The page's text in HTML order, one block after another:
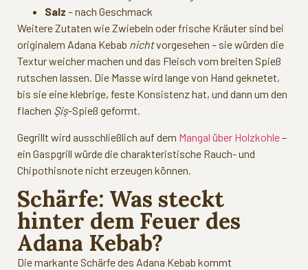
Salz – nach Geschmack
Weitere Zutaten wie Zwiebeln oder frische Kräuter sind bei
originalem Adana Kebab nichtvorgesehen – sie würden die
Textur weicher machen und das Fleisch vom breiten Spieß
rutschen lassen. Die Masse wird lange von Hand geknetet,
bis sie eine klebrige, feste Konsistenz hat, und dann um den
flachen Şiş-Spieß geformt.
Gegrillt wird ausschließlich auf dem Mangal über Holzkohle–
ein Gaspgrill würde die charakteristische Rauch- und
Chipothisnote nicht erzeugen können.
Schärfe: Was steckt
hinter dem Feuer des
Adana Kebab?
Die markante Schärfe des Adana Kebab kommt